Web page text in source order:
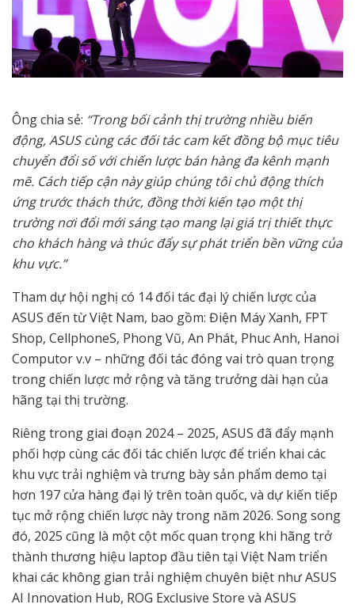
Ông chia sẻ: “Trong bối cảnh thị trường nhiều biến
động, ASUS cùng các đối tác cam kết đồng bộ mục tiêu
chuyển đổi số với chiến lược bán hàng đa kênh mạnh
mẽ. Cách tiếp cận này giúp chúng tôi chủ động thích
ứng trước thách thức, đồng thời kiến tạo một thị
trường nơi đổi mới sáng tạo mang lại giá trị thiết thực
cho khách hàng và thúc đẩy sự phát triển bền vững của
khu vực.”
Tham dự hội nghị có 14 đối tác đại lý chiến lược của
ASUS đến từ Việt Nam, bao gồm: Điện Máy Xanh, FPT
Shop, CellphoneS, Phong Vũ, An Phát, Phuc Anh, Hanoi
Computor v.v – những đối tác đóng vai trò quan trọng
trong chiến lược mở rộng và tăng trưởng dài hạn của
hãng tại thị trường.
Riêng trong giai đoạn 2024 – 2025, ASUS đã đẩy mạnh
phối hợp cùng các đối tác chiến lược để triển khai các
khu vực trải nghiệm và trưng bày sản phẩm demo tại
hơn 197 cửa hàng đại lý trên toàn quốc, và dự kiến tiếp
tục mở rộng chiến lược này trong năm 2026. Song song
đó, 2025 cũng là một cột mốc quan trọng khi hãng trở
thành thương hiệu laptop đầu tiên tại Việt Nam triển
khai các không gian trải nghiệm chuyên biệt như ASUS
AI Innovation Hub, ROG Exclusive Store và ASUS